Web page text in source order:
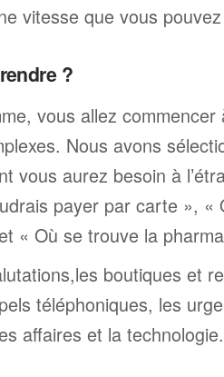
vitesse que vous
?
vous allez
Nous avons
vous aurez besoin à
payer par carte », «
« Où se trouve la
boutiques et
téléphoniques, les
affaires et la technologie.